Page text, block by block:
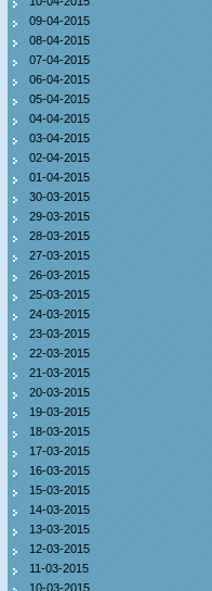
09-04-2015
08-04-2015
07-04-2015
06-04-2015
05-04-2015
04-04-2015
03-04-2015
02-04-2015
01-04-2015
30-03-2015
29-03-2015
28-03-2015
27-03-2015
26-03-2015
25-03-2015
24-03-2015
23-03-2015
22-03-2015
21-03-2015
20-03-2015
19-03-2015
18-03-2015
17-03-2015
16-03-2015
15-03-2015
14-03-2015
13-03-2015
12-03-2015
11-03-2015
10-03-2015